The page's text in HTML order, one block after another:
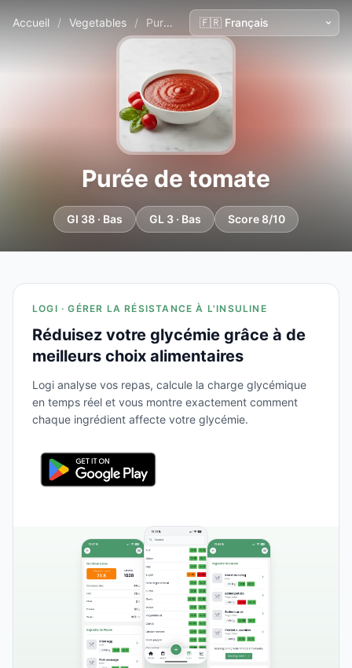
Accueil / Vegetables / Purée de tomate
Purée de tomate
GI 38 · Bas GL 3 · Bas Score 8/10
LOGI · GÉRER LA RÉSISTANCE À L'INSULINE
Réduisez votre glycémie grâce à de
meilleurs choix alimentaires
Logi analyse vos repas, calcule la charge glycémique
en temps réel et vous montre exactement comment
chaque ingrédient affecte votre glycémie.